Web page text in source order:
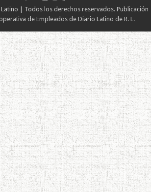
| Todos los derechos reservados. Publicación
de Empleados de Diario Latino de R. L.